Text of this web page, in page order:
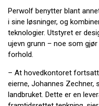
Perwolf benytter blant
i sine løsninger, og
teknologier. Utstyret er
ujevn grunn – noe som
forhold.
– At hovedkontoret
eierne, Johannes
landbruket. Dette er en